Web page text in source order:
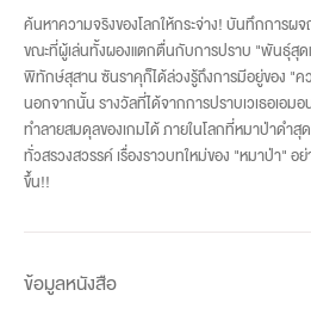
ค้นหาความจริงของโลกให้กระจ่าง! บันทึกการผ
ขณะที่ผู้เล่นทั้งผองแตกตื่นกับการปราบ "พันธุ์สุดแ
พิทักษ์สุสาน ซันราคุก็ได้ล่วงรู้ถึงการมีอยู่ของ "ค
นอกจากนั้น รางวัลที่ได้จากการปราบเวเธอเอม
ทำลายสมดุลของเกมได้ ภายในโลกที่หมาป่าดำสุ
ทั่วสรวงสวรรค์ เรื่องราวบทใหม่ของ "หมาป่า" อ
ขึ้น!!
ข้อมูลหนังสือ